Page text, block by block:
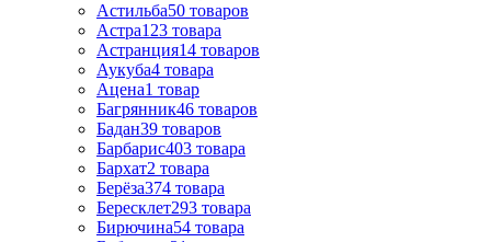
Астильба50 товаров
Астра123 товара
Астранция14 товаров
Аукуба4 товара
Ацена1 товар
Багрянник46 товаров
Бадан39 товаров
Барбарис403 товара
Бархат2 товара
Берёза374 товара
Бересклет293 товара
Бирючина54 товара